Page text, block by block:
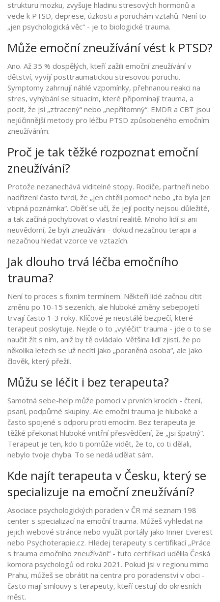
strukturu mozku, zvyšuje hladinu stresových hormonů a
vede k PTSD, deprese, úzkosti a poruchám vztahů. Není to
„jen psychologická věc“ - je to biologické trauma.
Může emoční zneužívání vést k PTSD?
Ano. Až 35 % dospělých, kteří zažili emoční zneužívání v
dětství, vyvíjí posttraumatickou stresovou poruchu.
Symptomy zahrnují náhlé vzpomínky, přehnanou reakci na
stres, vyhýbání se situacím, které připomínají trauma, a
pocit, že jsi „ztracený“ nebo „nepřítomný“. EMDR a CBT jsou
nejúčinnější metody pro léčbu PTSD způsobeného emočním
zneužíváním.
Proč je tak těžké rozpoznat emoční
zneužívání?
Protože nezanechává viditelné stopy. Rodiče, partneři nebo
nadřízení často tvrdí, že „jen chtěli pomoci“ nebo „to byla jen
vtipná poznámka“. Oběť se učí, že její pocity nejsou důležité,
a tak začíná pochybovat o vlastní realitě. Mnoho lidí si ani
neuvědomí, že byli zneužíváni - dokud nezačnou terapii a
nezačnou hledat vzorce ve vztazích.
Jak dlouho trvá léčba emočního
trauma?
Není to proces s fixním termínem. Někteří lidé začnou cítit
změnu po 10-15 sezeních, ale hluboké změny sebepojetí
trvají často 1-3 roky. Klíčové je neustálé bezpečí, které
terapeut poskytuje. Nejde o to „vyléčit“ trauma - jde o to se
naučit žít s ním, aniž by tě ovládalo. Většina lidí zjistí, že po
několika letech se už necítí jako „poraněná osoba“, ale jako
člověk, který přežil.
Můžu se léčit i bez terapeuta?
Samotná sebe-help může pomoci v prvních krocích - čtení,
psaní, podpůrné skupiny. Ale emoční trauma je hluboké a
často spojené s odporu proti emocím. Bez terapeuta je
těžké překonat hluboké vnitřní přesvědčení, že „jsi špatný“.
Terapeut je ten, kdo ti pomůže vidět, že to, co ti dělali,
nebylo tvoje chyba. To se nedá udělat sám.
Kde najít terapeuta v Česku, který se
specializuje na emoční zneužívání?
Asociace psychologických poraden v ČR má seznam 198
center s specializací na emoční trauma. Můžeš vyhledat na
jejich webové stránce nebo využít portály jako Inner Everest
nebo Psychoterapie.cz. Hledej terapeuty s certifikací „Práce
s trauma emočního zneužívání“ - tuto certifikaci udělila Česká
komora psychologů od roku 2021. Pokud jsi v regionu mimo
Prahu, můžeš se obrátit na centra pro poradenství v obci -
často mají smlouvy s terapeuty, kteří cestují do okresních
měst.